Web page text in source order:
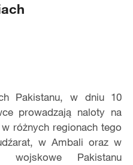
Pakistanu, w dniu 10
prowadzają naloty na
różnych regionach tego
w Ambali oraz w
wojskowe Pakistanu